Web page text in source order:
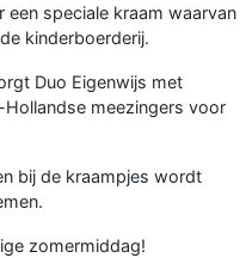
een speciale kraam waarvan
kinderboerderij.
Duo Eigenwijs met
meezingers voor
bij de kraampjes wordt
zomermiddag!